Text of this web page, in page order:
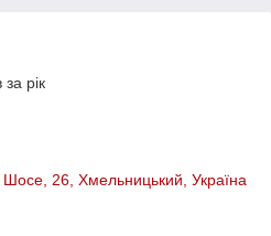
рік
Шосе, 26, Хмельницький, Україна